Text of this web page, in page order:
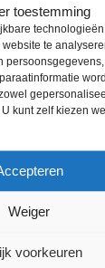
toestemming
te
kunt zelf kiezen
Weiger
voorkeuren
50 Paise /
Km 69